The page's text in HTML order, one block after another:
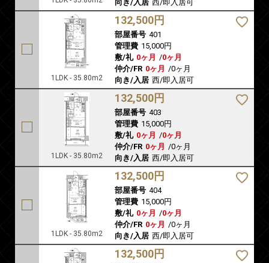
向き/入居 西/即入居可
1LDK - 35.80m2
132,500円
部屋番号 401
管理費 15,000円
敷/礼 0ヶ月 /0ヶ月
仲介/FR 0ヶ月 /0ヶ月
向き/入居 西/即入居可
1LDK - 35.80m2
132,500円
部屋番号 403
管理費 15,000円
敷/礼 0ヶ月 /0ヶ月
仲介/FR 0ヶ月 /0ヶ月
向き/入居 西/即入居可
1LDK - 35.80m2
132,500円
部屋番号 404
管理費 15,000円
敷/礼 0ヶ月 /0ヶ月
仲介/FR 0ヶ月 /0ヶ月
向き/入居 西/即入居可
132,500円